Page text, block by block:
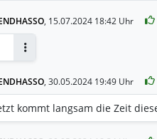
, 15.07.2024 18:42 Uhr
, 30.05.2024 19:49 Uhr
kommt langsam die Zeit